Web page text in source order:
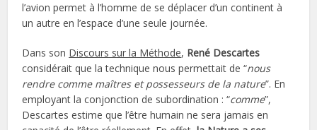
l’avion permet à l’homme de se déplacer d’un continent à
un autre en l’espace d’une seule journée.
Dans son Discours sur la Méthode, René Descartes
considérait que la technique nous permettait de “nous
rendre comme maîtres et possesseurs de la nature”. En
employant la conjonction de subordination : “comme”,
Descartes estime que l’être humain ne sera jamais en